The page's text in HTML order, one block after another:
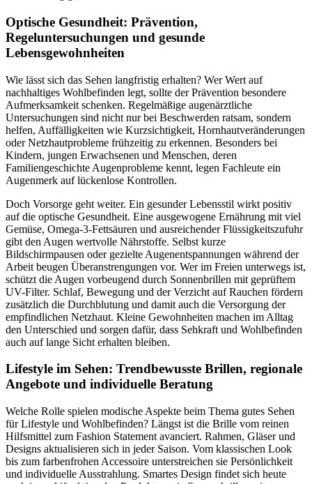
Optische Gesundheit: Prävention,
Regeluntersuchungen und gesunde
Lebensgewohnheiten
Wie lässt sich das Sehen langfristig erhalten? Wer Wert auf
nachhaltiges Wohlbefinden legt, sollte der Prävention besondere
Aufmerksamkeit schenken. Regelmäßige augenärztliche
Untersuchungen sind nicht nur bei Beschwerden ratsam, sondern
helfen, Auffälligkeiten wie Kurzsichtigkeit, Hornhautveränderungen
oder Netzhautprobleme frühzeitig zu erkennen. Besonders bei
Kindern, jungen Erwachsenen und Menschen, deren
Familiengeschichte Augenprobleme kennt, legen Fachleute ein
Augenmerk auf lückenlose Kontrollen.
Doch Vorsorge geht weiter. Ein gesunder Lebensstil wirkt positiv
auf die optische Gesundheit. Eine ausgewogene Ernährung mit viel
Gemüse, Omega-3-Fettsäuren und ausreichender Flüssigkeitszufuhr
gibt den Augen wertvolle Nährstoffe. Selbst kurze
Bildschirmpausen oder gezielte Augenentspannungen während der
Arbeit beugen Überanstrengungen vor. Wer im Freien unterwegs ist,
schützt die Augen vorbeugend durch Sonnenbrillen mit geprüftem
UV-Filter. Schlaf, Bewegung und der Verzicht auf Rauchen fördern
zusätzlich die Durchblutung und damit auch die Versorgung der
empfindlichen Netzhaut. Kleine Gewohnheiten machen im Alltag
den Unterschied und sorgen dafür, dass Sehkraft und Wohlbefinden
auch auf lange Sicht erhalten bleiben.
Lifestyle im Sehen: Trendbewusste Brillen, regionale
Angebote und individuelle Beratung
Welche Rolle spielen modische Aspekte beim Thema gutes Sehen
für Lifestyle und Wohlbefinden? Längst ist die Brille vom reinen
Hilfsmittel zum Fashion Statement avanciert. Rahmen, Gläser und
Designs aktualisieren sich in jeder Saison. Vom klassischen Look
bis zum farbenfrohen Accessoire unterstreichen sie Persönlichkeit
und individuelle Ausstrahlung. Smartes Design findet sich heute